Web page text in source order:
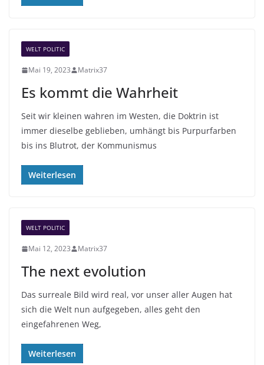
WELT POLITIC
Mai 19, 2023 Matrix37
Es kommt die Wahrheit
Seit wir kleinen wahren im Westen, die Doktrin ist
immer dieselbe geblieben, umhängt bis Purpurfarben
bis ins Blutrot, der Kommunismus
Weiterlesen
WELT POLITIC
Mai 12, 2023 Matrix37
The next evolution
Das surreale Bild wird real, vor unser aller Augen hat
sich die Welt nun aufgegeben, alles geht den
eingefahrenen Weg,
Weiterlesen